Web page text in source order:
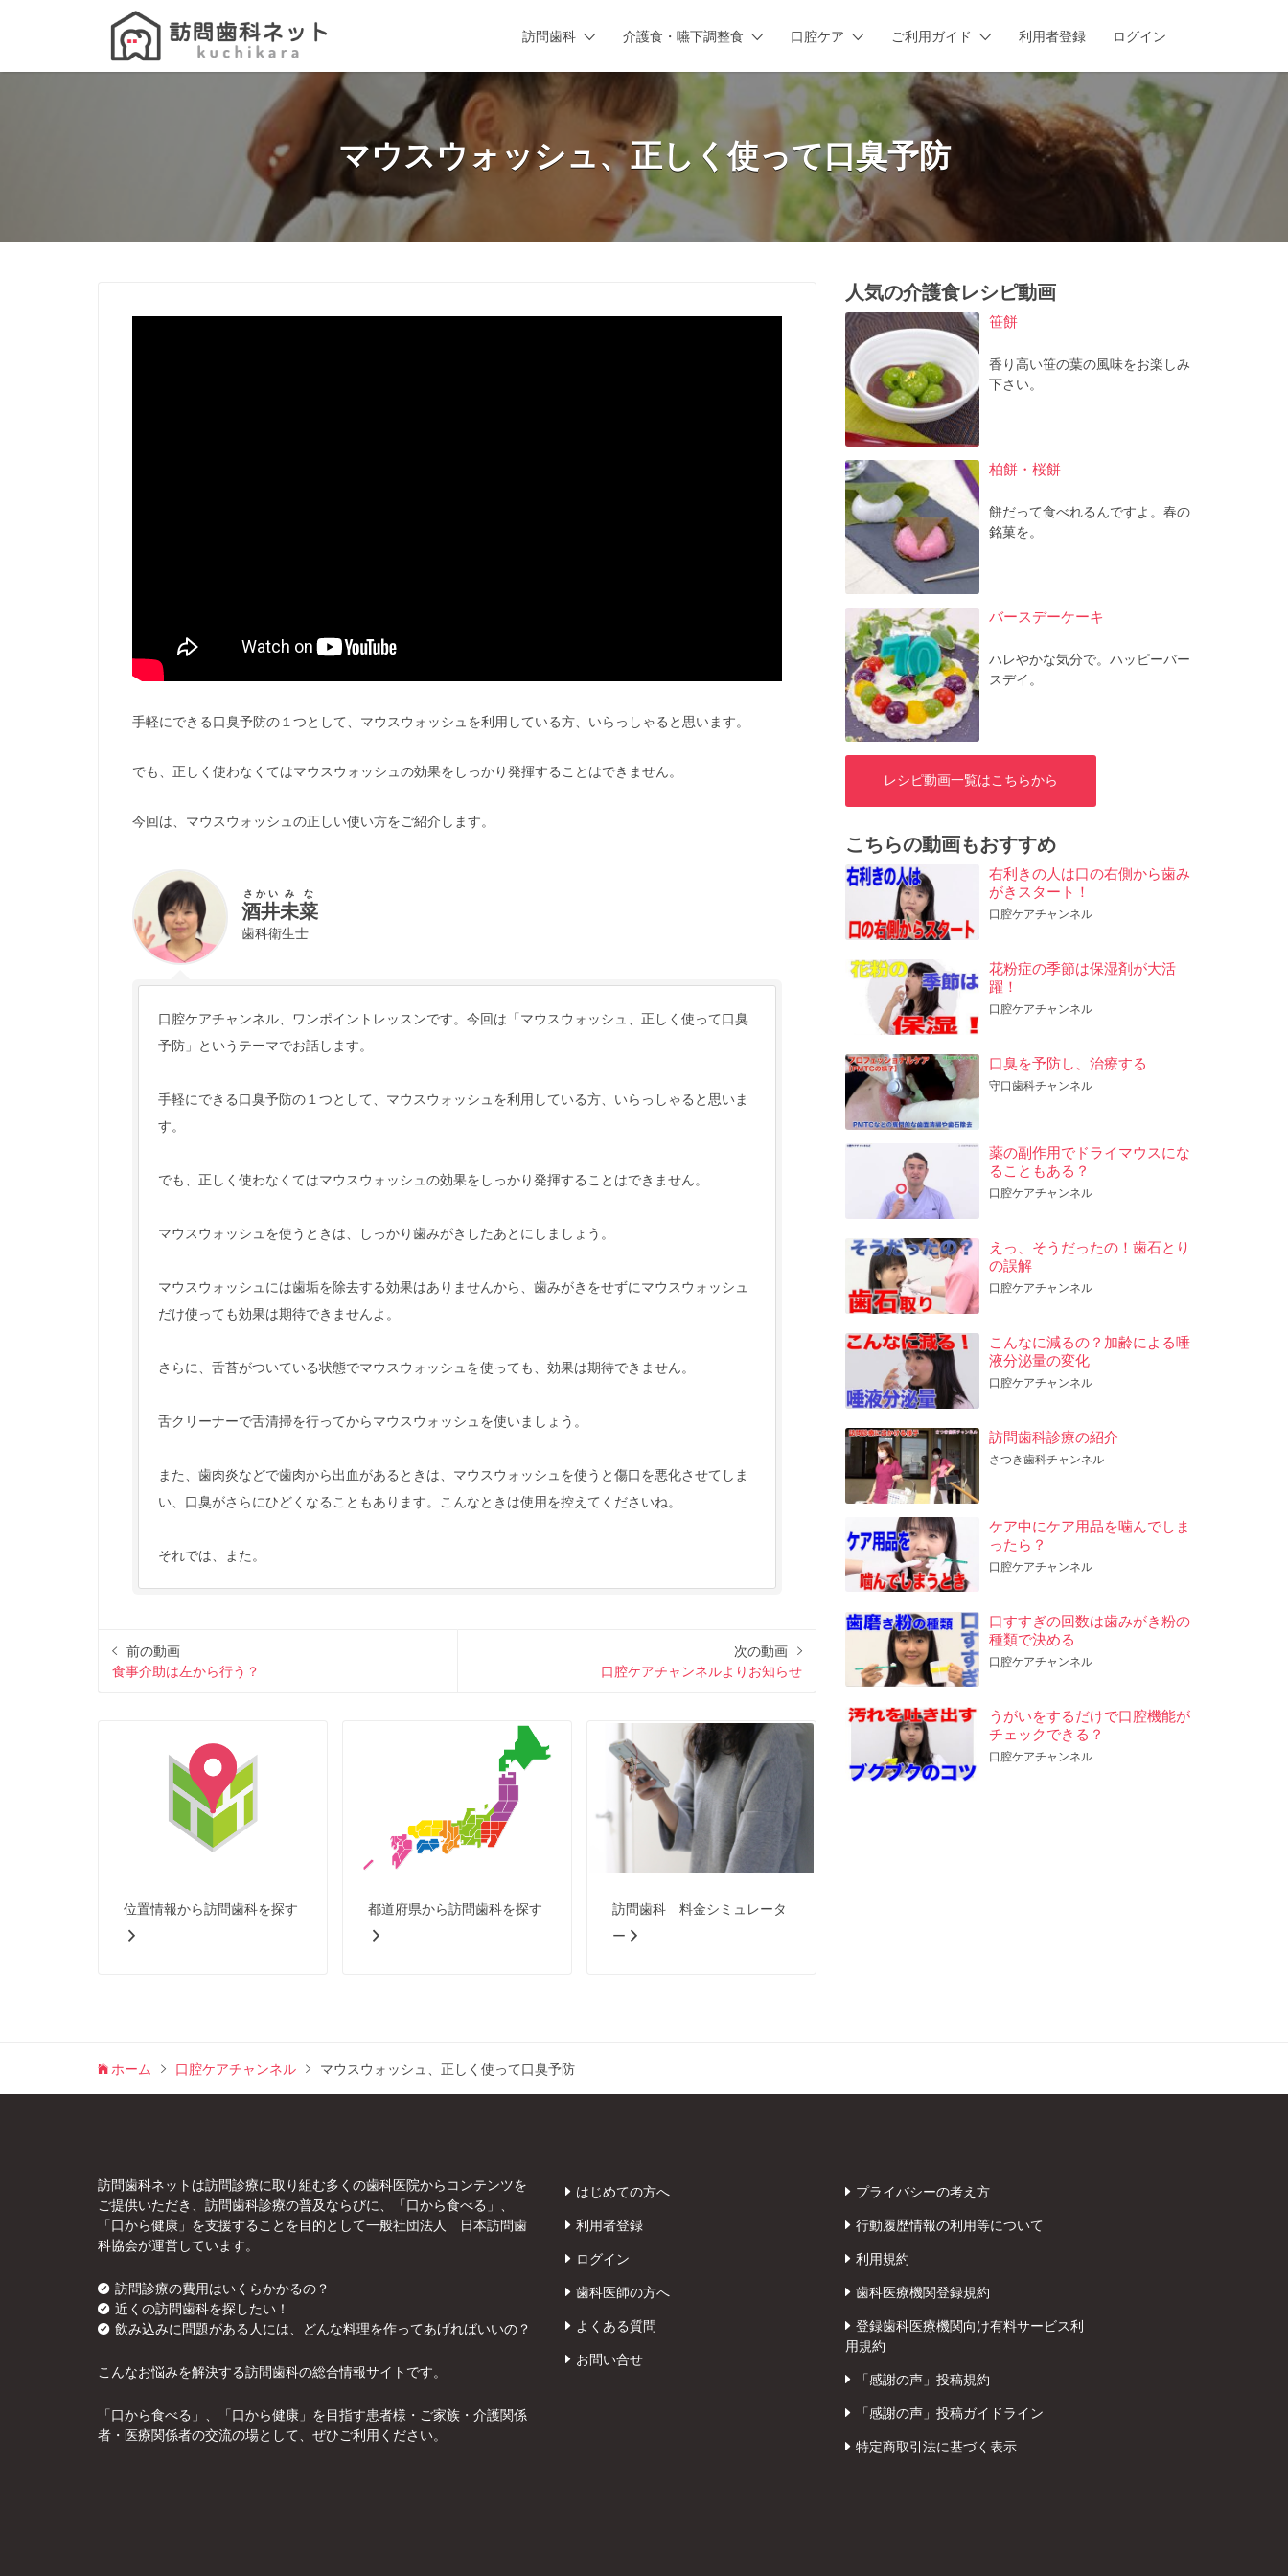
訪問歯科 介護食・嚥下調整食 口腔ケア ご利用ガイド 利用者登録 ログイン
Search
マウスウォッシュ、正しく使って口臭予防
手軽にできる口臭予防の１つとして、マウスウォッシュを利用している方、いらっしゃると思います。
でも、正しく使わなくてはマウスウォッシュの効果をしっかり発揮することはできません。
今回は、マウスウォッシュの正しい使い方をご紹介します。
酒井
さかい
未菜
みな
歯科衛生士
口腔ケアチャンネル、ワンポイントレッスンです。今回は「マウスウォッシュ、正しく使って口臭
予防」というテーマでお話します。
手軽にできる口臭予防の１つとして、マウスウォッシュを利用している方、いらっしゃると思いま
す。
でも、正しく使わなくてはマウスウォッシュの効果をしっかり発揮することはできません。
マウスウォッシュを使うときは、しっかり歯みがきしたあとにしましょう。
マウスウォッシュには歯垢を除去する効果はありませんから、歯みがきをせずにマウスウォッシュ
だけ使っても効果は期待できませんよ。
さらに、舌苔がついている状態でマウスウォッシュを使っても、効果は期待できません。
舌クリーナーで舌清掃を行ってからマウスウォッシュを使いましょう。
また、歯肉炎などで歯肉から出血があるときは、マウスウォッシュを使うと傷口を悪化させてしま
い、口臭がさらにひどくなることもあります。こんなときは使用を控えてくださいね。
それでは、また。
前の動画
食事介助は左から行う？
次の動画
口腔ケアチャンネルよりお知らせ
位置情報から訪問歯科を探す 都道府県から訪問歯科を探す
訪問歯科 料金シミュレータ
ー
人気の介護食レシピ動画
笹餅
香り高い笹の葉の風味をお楽しみ
下さい。
柏餅・桜餅
餅だって食べれるんですよ。春の
銘菓を。
バースデーケーキ
ハレやかな気分で。ハッピーバー
スデイ。
レシピ動画一覧はこちらから
こちらの動画もおすすめ
右利きの人は口の右側から歯み
がきスタート！
口腔ケアチャンネル
花粉症の季節は保湿剤が大活
躍！
口腔ケアチャンネル
口臭を予防し、治療する
守口歯科チャンネル
薬の副作用でドライマウスにな
ることもある？
口腔ケアチャンネル
えっ、そうだったの！歯石とり
の誤解
口腔ケアチャンネル
こんなに減るの？加齢による唾
液分泌量の変化
口腔ケアチャンネル
訪問歯科診療の紹介
さつき歯科チャンネル
ケア中にケア用品を噛んでしま
ったら？
口腔ケアチャンネル
口すすぎの回数は歯みがき粉の
種類で決める
口腔ケアチャンネル
うがいをするだけで口腔機能が
チェックできる？
口腔ケアチャンネル
ホーム 口腔ケアチャンネル マウスウォッシュ、正しく使って口臭予防
訪問歯科ネットは訪問診療に取り組む多くの歯科医院からコンテンツを
ご提供いただき、訪問歯科診療の普及ならびに、「口から食べる」、
「口から健康」を支援することを目的として一般社団法人 日本訪問歯
科協会が運営しています。
訪問診療の費用はいくらかかるの？
近くの訪問歯科を探したい！
飲み込みに問題がある人には、どんな料理を作ってあげればいいの？
こんなお悩みを解決する訪問歯科の総合情報サイトです。
「口から食べる」、「口から健康」を目指す患者様・ご家族・介護関係
者・医療関係者の交流の場として、ぜひご利用ください。
はじめての方へ
利用者登録
ログイン
歯科医師の方へ
よくある質問
お問い合せ
プライバシーの考え方
行動履歴情報の利用等について
利用規約
歯科医療機関登録規約
登録歯科医療機関向け有料サービス利
用規約
「感謝の声」投稿規約
「感謝の声」投稿ガイドライン
特定商取引法に基づく表示